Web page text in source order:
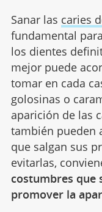
Sanar las caries
fundamental
los dientes
mejor puede
tomar en cada
golosinas o
aparición de las
también pueden
que salgan sus
evitarlas,
costumbres que
promover la